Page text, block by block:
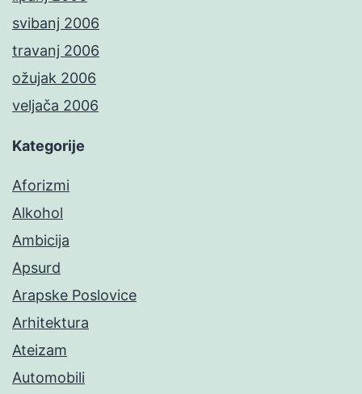
svibanj 2006
travanj 2006
ožujak 2006
veljača 2006
Kategorije
Aforizmi
Alkohol
Ambicija
Apsurd
Arapske Poslovice
Arhitektura
Ateizam
Automobili